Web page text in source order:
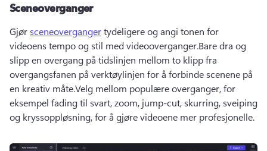
Sceneoverganger
Gjør sceneoverganger tydeligere og angi tonen for
videoens tempo og stil med videooverganger.Bare dra og
slipp en overgang på tidslinjen mellom to klipp fra
overgangsfanen på verktøylinjen for å forbinde scenene på
en kreativ måte.Velg mellom populære overganger, for
eksempel fading til svart, zoom, jump-cut, skurring, sveiping
og kryssoppløsning, for å gjøre videoene mer profesjonelle.